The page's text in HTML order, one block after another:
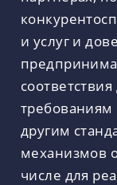
и услуг и
другим
механизмов
числе для